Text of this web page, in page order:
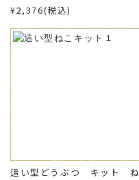
¥2,376(税込)
這い型どうぶつ キット ね